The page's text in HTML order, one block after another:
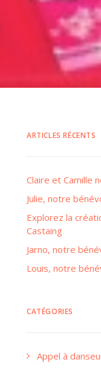
ARTICLES RÉCENTS
Claire et Camille
Julie, notre
Explorez la
Castaing
Jarno, notre
Louis, notre
CATÉGORIES
Appel à